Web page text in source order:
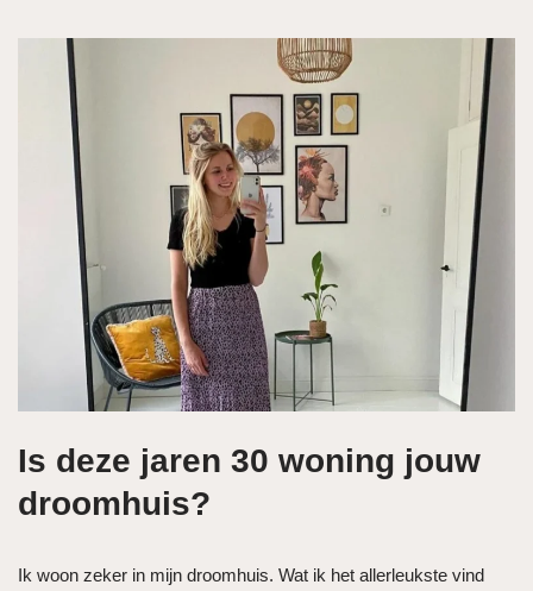
Is deze jaren 30 woning jouw
droomhuis?
Ik woon zeker in mijn droomhuis. Wat ik het allerleukste vind